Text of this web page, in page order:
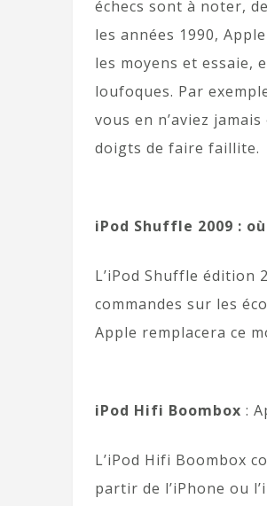
échecs sont à noter,
les années 1990,
les moyens et essaie,
loufoques. Par
vous en n’aviez
doigts de faire faillite.
iPod Shuffle 2009 :
L’iPod Shuffle édition
commandes sur les
Apple remplacera ce
iPod Hifi Boombox :
L’iPod Hifi Boombox
partir de l’iPhone ou